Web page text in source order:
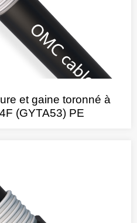
et gaine toronné à
(GYTA53) PE